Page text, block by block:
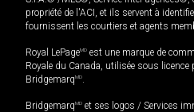
propriété de l'ACI, et ils servent à
fournissent les courtiers et agents
Royal LePageMD est une marque de
Royale du Canada, utilisée sous
BridgemarqMD.
BridgemarqMD et ses logos / Services